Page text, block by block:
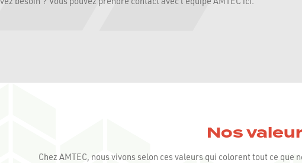
Nos
Chez AMTEC, nous vivons selon ces valeurs qui colorent tout ce